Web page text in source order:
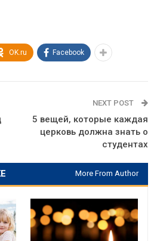
OK.ru Facebook
NEXT POST
5 вещей, которые каждая
церковь должна знать о
студентах
More From Author